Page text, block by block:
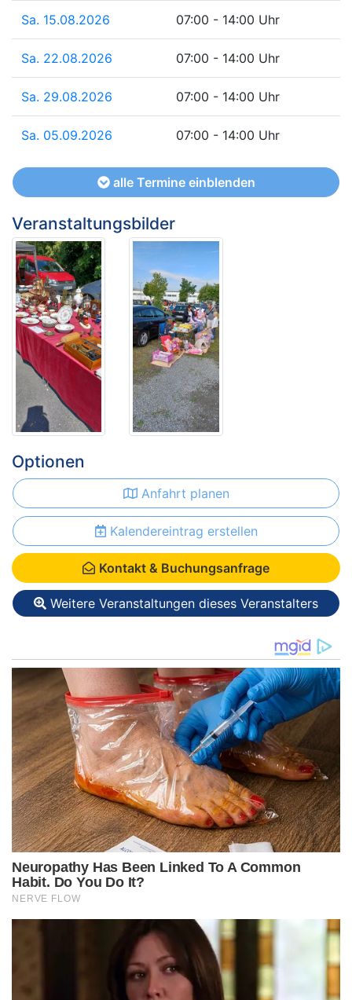
Sa. 15.08.2026 07:00 - 14:00 Uhr
Sa. 22.08.2026 07:00 - 14:00 Uhr
Sa. 29.08.2026 07:00 - 14:00 Uhr
Sa. 05.09.2026 07:00 - 14:00 Uhr
alle Termine einblenden
Veranstaltungsbilder
Optionen
Anfahrt planen
Kalendereintrag erstellen
Kontakt & Buchungsanfrage
Weitere Veranstaltungen dieses Veranstalters